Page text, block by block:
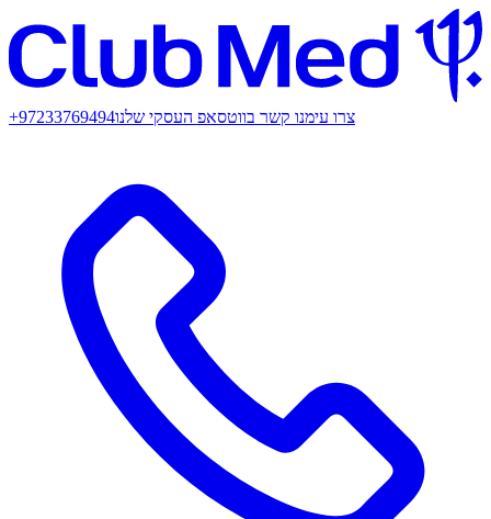
+97233769494צרו עימנו קשר בווטסאפ העסקי שלנו